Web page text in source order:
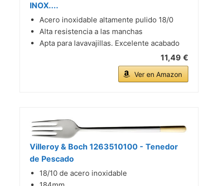
INOX....
Acero inoxidable altamente pulido 18/0
Alta resistencia a las manchas
Apta para lavavajillas. Excelente acabado
11,49 €
Ver en Amazon
Villeroy & Boch 1263510100 - Tenedor
de Pescado
18/10 de acero inoxidable